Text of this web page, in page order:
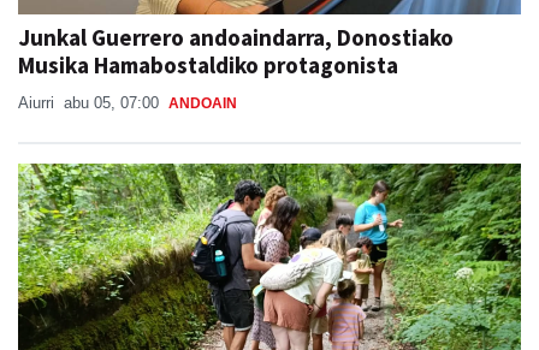
Junkal Guerrero andoaindarra, Donostiako
Musika Hamabostaldiko protagonista
Aiurri abu 05, 07:00 ANDOAIN